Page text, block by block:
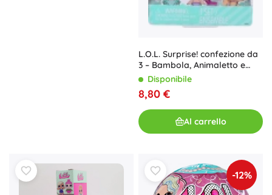
L.O.L. Surprise! confezione da
3 – Bambola, Animaletto e
BebèDisponibile
8,80 €
Al carrello
-12%